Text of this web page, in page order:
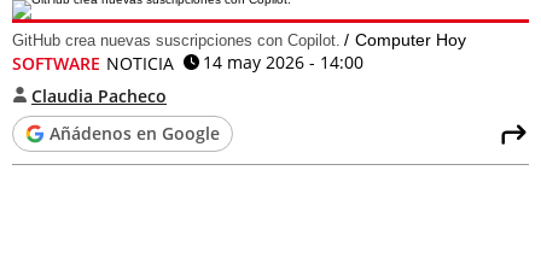
GitHub crea nuevas suscripciones con Copilot. Computer Hoy
SOFTWARE NOTICIA
14 may 2026 - 14:00
Claudia Pacheco
Añádenos en Google